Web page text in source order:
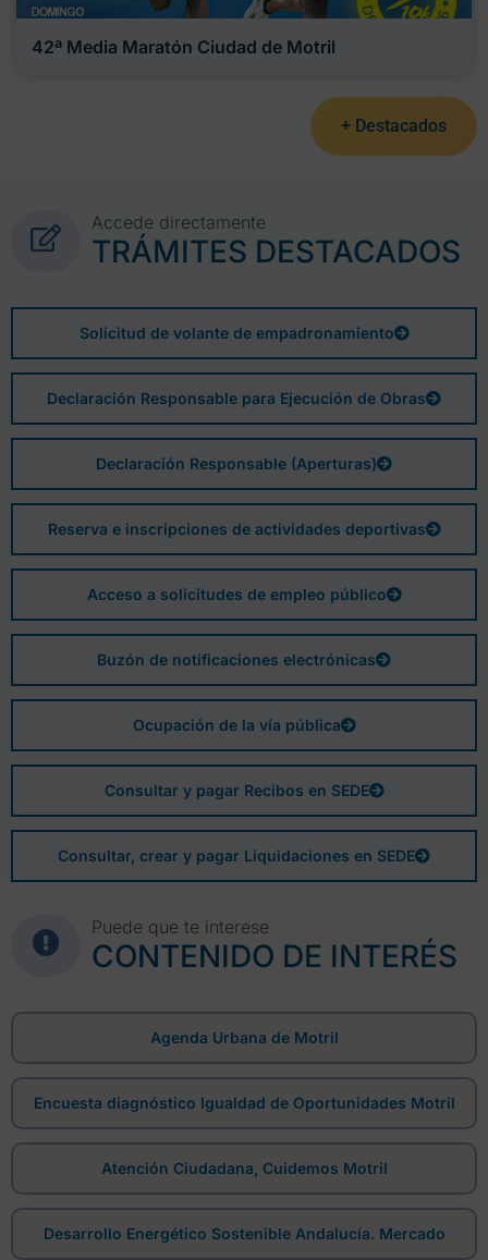
42ª Media Maratón Ciudad de Motril
+ Destacados
Accede directamente
TRÁMITES DESTACADOS
Solicitud de volante de empadronamiento
Declaración Responsable para Ejecución de Obras
Declaración Responsable (Aperturas)
Reserva e inscripciones de actividades deportivas
Acceso a solicitudes de empleo público
Buzón de notificaciones electrónicas
Ocupación de la vía pública
Consultar y pagar Recibos en SEDE
Consultar, crear y pagar Liquidaciones en SEDE
Puede que te interese
CONTENIDO DE INTERÉS
Agenda Urbana de Motril
Encuesta diagnóstico Igualdad de Oportunidades Motril
Atención Ciudadana, Cuidemos Motril
Desarrollo Energético Sostenible Andalucía. Mercado